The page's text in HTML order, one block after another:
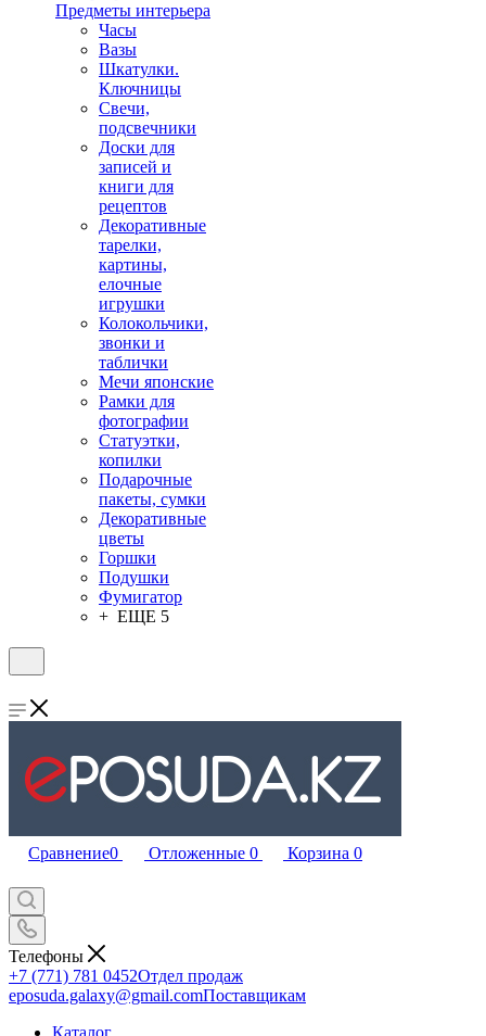
Предметы интерьера
Часы
Вазы
Шкатулки.
Ключницы
Свечи,
подсвечники
Доски для
записей и
книги для
рецептов
Декоративные
тарелки,
картины,
елочные
игрушки
Колокольчики,
звонки и
таблички
Мечи японские
Рамки для
фотографии
Статуэтки,
копилки
Подарочные
пакеты, сумки
Декоративные
цветы
Горшки
Подушки
Фумигатор
+ ЕЩЕ 5
Сравнение0 Отложенные 0 Корзина 0
Телефоны
+7 (771) 781 0452Отдел продаж
eposuda.galaxy@gmail.comПоставщикам
Каталог